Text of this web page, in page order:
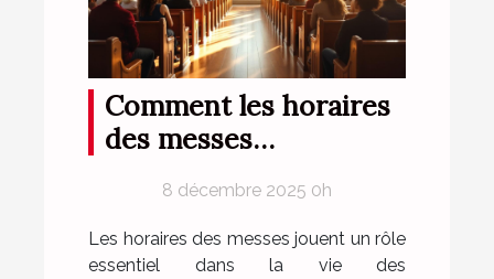
Comment les horaires
des messes
fréquentation des
paroissiens ?
8 décembre 2025 0h
Les horaires des messes jouent un rôle
essentiel dans la vie des